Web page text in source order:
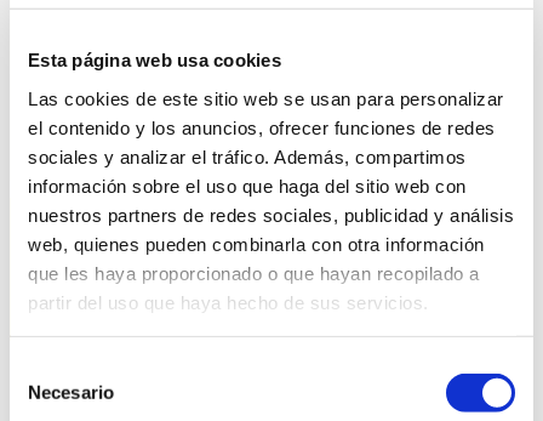
Esta página web usa cookies
Las cookies de este sitio web se usan para personalizar
el contenido y los anuncios, ofrecer funciones de redes
sociales y analizar el tráfico. Además, compartimos
información sobre el uso que haga del sitio web con
nuestros partners de redes sociales, publicidad y análisis
web, quienes pueden combinarla con otra información
que les haya proporcionado o que hayan recopilado a
partir del uso que haya hecho de sus servicios.
Necesario
Enrere Següent